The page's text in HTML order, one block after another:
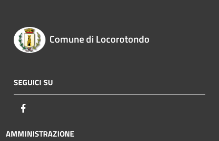
Comune di Locorotondo
SEGUICI SU
AMMINISTRAZIONE